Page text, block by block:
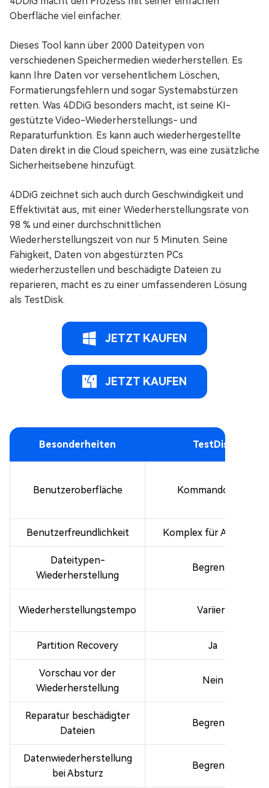
Oberfläche viel einfacher.
Dieses Tool kann über 2000 Dateitypen von
verschiedenen Speichermedien wiederherstellen. Es
kann Ihre Daten vor versehentlichem Löschen,
Formatierungsfehlern und sogar Systemabstürzen
retten. Was 4DDiG besonders macht, ist seine KI-
gestützte Video-Wiederherstellungs- und
Reparaturfunktion. Es kann auch wiederhergestellte
Daten direkt in die Cloud speichern, was eine zusätzliche
Sicherheitsebene hinzufügt.
4DDiG zeichnet sich auch durch Geschwindigkeit und
Effektivität aus, mit einer Wiederherstellungsrate von
98 % und einer durchschnittlichen
Wiederherstellungszeit von nur 5 Minuten. Seine
Fähigkeit, Daten von abgestürzten PCs
wiederherzustellen und beschädigte Dateien zu
reparieren, macht es zu einer umfassenderen Lösung
als TestDisk.
JETZT KAUFEN
JETZT KAUFEN
Besonderheiten TestDisk
Benutzeroberfläche Kommandozeile
Benutzerfreundlichkeit Komplex für Anfänger
Dateitypen-
Wiederherstellung
Begrenzt
Wiederherstellungstempo Variiert
Partition Recovery Ja
Vorschau vor der
Wiederherstellung
Nein
Reparatur beschädigter
Dateien
Begrenzt
Datenwiederherstellung
bei Absturz
Begrenzt